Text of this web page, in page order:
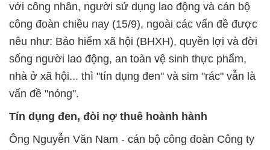
với công nhân, người sử dụng lao động và cán bộ
công đoàn chiều nay (15/9), ngoài các vấn đề được
nêu như: Bảo hiểm xã hội (BHXH), quyền lợi và đời
sống người lao động, an toàn vệ sinh thực phẩm,
nhà ở xã hội... thì "tín dụng đen" và sim "rác" vẫn là
vấn đề "nóng".
Tín dụng đen, đòi nợ thuê hoành hành
Ông Nguyễn Văn Nam - cán bộ công đoàn Công ty